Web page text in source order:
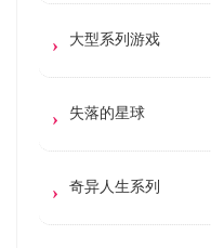
大型系列游戏
失落的星球
奇异人生系列